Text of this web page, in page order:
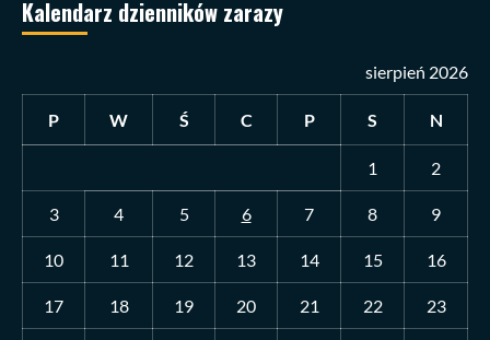
Kalendarz dzienników zarazy
sierpień 2026
P W Ś C P S N
1 2
3 4 5 6 7 8 9
10 11 12 13 14 15 16
17 18 19 20 21 22 23